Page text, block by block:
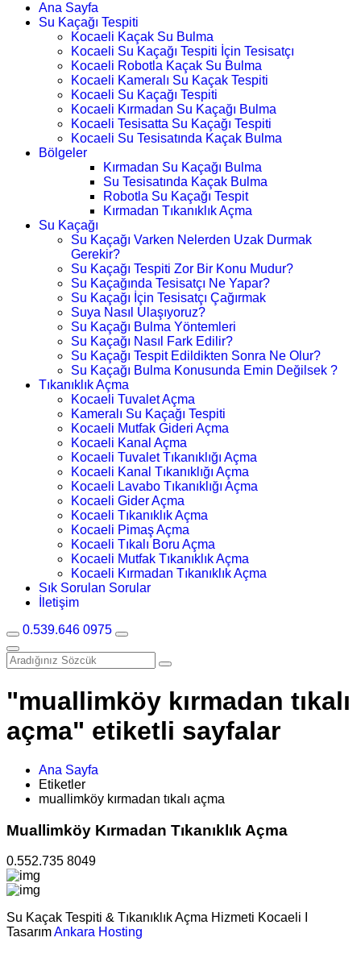
Ana Sayfa
Su Kaçağı Tespiti
Kocaeli Kaçak Su Bulma
Kocaeli Su Kaçağı Tespiti İçin Tesisatçı
Kocaeli Robotla Kaçak Su Bulma
Kocaeli Kameralı Su Kaçak Tespiti
Kocaeli Su Kaçağı Tespiti
Kocaeli Kırmadan Su Kaçağı Bulma
Kocaeli Tesisatta Su Kaçağı Tespiti
Kocaeli Su Tesisatında Kaçak Bulma
Bölgeler
Kırmadan Su Kaçağı Bulma
Su Tesisatında Kaçak Bulma
Robotla Su Kaçağı Tespit
Kırmadan Tıkanıklık Açma
Su Kaçağı
Su Kaçağı Varken Nelerden Uzak Durmak
Gerekir?
Su Kaçağı Tespiti Zor Bir Konu Mudur?
Su Kaçağında Tesisatçı Ne Yapar?
Su Kaçağı İçin Tesisatçı Çağırmak
Suya Nasıl Ulaşıyoruz?
Su Kaçağı Bulma Yöntemleri
Su Kaçağı Nasıl Fark Edilir?
Su Kaçağı Tespit Edildikten Sonra Ne Olur?
Su Kaçağı Bulma Konusunda Emin Değilsek ?
Tıkanıklık Açma
Kocaeli Tuvalet Açma
Kameralı Su Kaçağı Tespiti
Kocaeli Mutfak Gideri Açma
Kocaeli Kanal Açma
Kocaeli Tuvalet Tıkanıklığı Açma
Kocaeli Kanal Tıkanıklığı Açma
Kocaeli Lavabo Tıkanıklığı Açma
Kocaeli Gider Açma
Kocaeli Tıkanıklık Açma
Kocaeli Pimaş Açma
Kocaeli Tıkalı Boru Açma
Kocaeli Mutfak Tıkanıklık Açma
Kocaeli Kırmadan Tıkanıklık Açma
Sık Sorulan Sorular
İletişim
0.539.646 0975
"muallimköy kırmadan tıkalı
açma" etiketli sayfalar
Ana Sayfa
Etiketler
muallimköy kırmadan tıkalı açma
Muallimköy Kırmadan Tıkanıklık Açma
0.552.735 8049
Su Kaçak Tespiti & Tıkanıklık Açma Hizmeti Kocaeli I
TasarımAnkara Hosting